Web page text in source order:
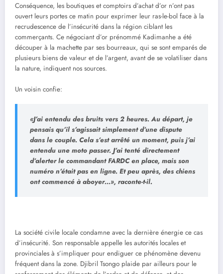
Conséquence, les boutiques et comptoirs d’achat d’or n’ont pas
ouvert leurs portes ce matin pour exprimer leur ras-le-bol face à la
recrudescence de l’insécurité dans la région ciblant les
commerçants. Ce négociant d’or prénommé Kadimanhe a été
découper à la machette par ses bourreaux, qui se sont emparés de
plusieurs biens de valeur et de l’argent, avant de se volatiliser dans
la nature, indiquent nos sources.
Un voisin confie:
«J’ai entendu des bruits vers 2 heures. Au départ, je
pensais qu’il s’agissait simplement d’une dispute
dans le couple. Cela s’est arrêté un moment, puis j’ai
entendu une moto passer. J’ai tenté directement
d’alerter le commandant FARDC en place, mais son
numéro n’était pas en ligne. Et peu après, des chiens
ont commencé à aboyer…», raconte-t-il.
La société civile locale condamne avec la dernière énergie ce cas
d’insécurité. Son responsable appelle les autorités locales et
provinciales à s’impliquer pour endiguer ce phénomène devenu
fréquent dans la zone. Djibril Tsongo plaide par ailleurs pour le